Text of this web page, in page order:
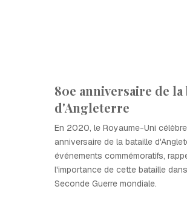
80e anniversaire de
d'Angleterre
En 2020, le Royaume-Uni
anniversaire de la bataille
événements commémoratifs,
l'importance de cette bataille
Seconde Guerre mondiale.